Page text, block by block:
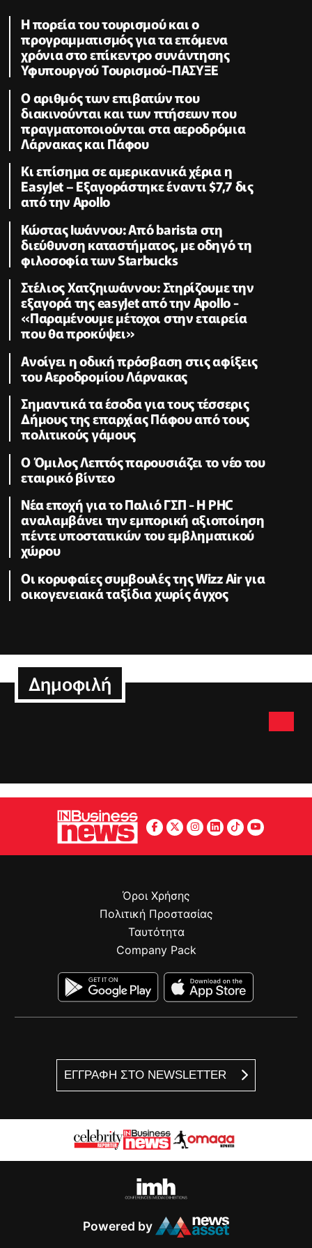
Η πορεία του τουρισμού και ο
προγραμματισμός για τα επόμενα
χρόνια στο επίκεντρο συνάντησης
Υφυπουργού Τουρισμού-ΠΑΣΥΞΕ
Ο αριθμός των επιβατών που
διακινούνται και των πτήσεων που
πραγματοποιούνται στα αεροδρόμια
Λάρνακας και Πάφου
Κι επίσημα σε αμερικανικά χέρια η
EasyJet – Εξαγοράστηκε έναντι $7,7 δις
από την Apollo
Κώστας Ιωάννου: Από barista στη
διεύθυνση καταστήματος, με οδηγό τη
φιλοσοφία των Starbucks
Στέλιος Χατζηιωάννου: Στηρίζουμε την
εξαγορά της easyJet από την Apollo -
«Παραμένουμε μέτοχοι στην εταιρεία
που θα προκύψει»
Ανοίγει η οδική πρόσβαση στις αφίξεις
του Αεροδρομίου Λάρνακας
Σημαντικά τα έσοδα για τους τέσσερις
Δήμους της επαρχίας Πάφου από τους
πολιτικούς γάμους
Ο Όμιλος Λεπτός παρουσιάζει το νέο του
εταιρικό βίντεο
Νέα εποχή για το Παλιό ΓΣΠ - Η PHC
αναλαμβάνει την εμπορική αξιοποίηση
πέντε υποστατικών του εμβληματικού
χώρου
Οι κορυφαίες συμβουλές της Wizz Air για
οικογενειακά ταξίδια χωρίς άγχος
Δημοφιλή
ΕΓΓΡΑΦΗ ΣΤΟ NEWSLETTER
Όροι Χρήσης
Πολιτική Προστασίας
Ταυτότητα
Company Pack
Powered by